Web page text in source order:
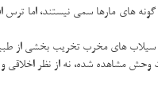
های مارها سمی نیستند، اما
های مخرب تخریب بخشی از
مشاهده شده، نه از نظر اخلاقی